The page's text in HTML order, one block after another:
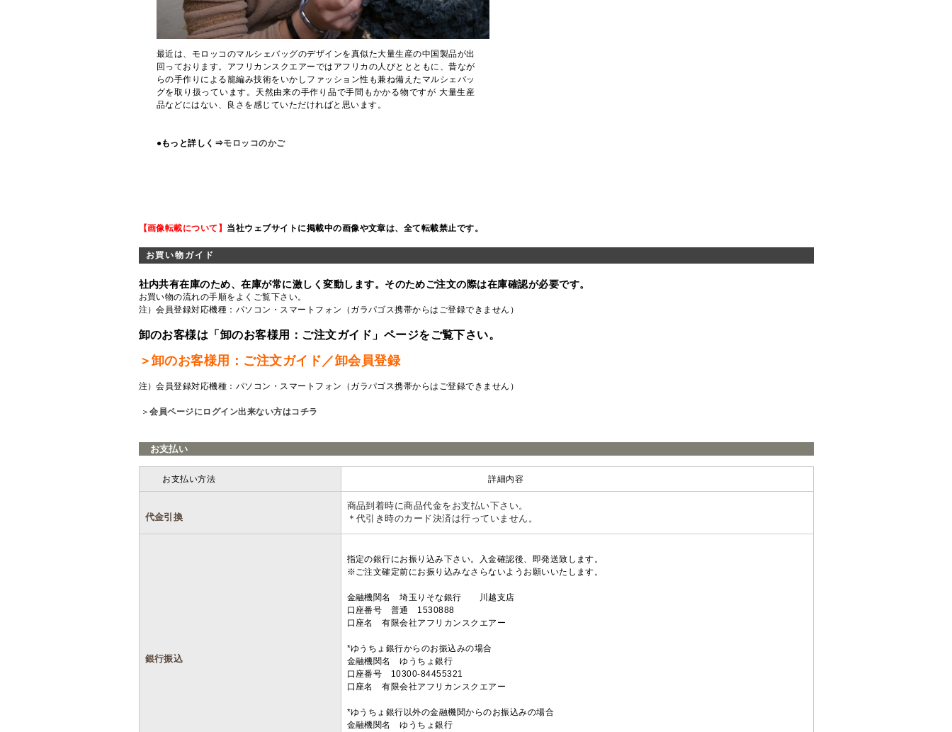
最近は、モロッコのマルシェバッグのデザインを真似た大量生産の中国製品が出
回っております。アフリカンスクエアーではアフリカの人びととともに、昔なが
らの手作りによる籠編み技術をいかしファッション性も兼ね備えたマルシェバッ
グを取り扱っています。天然由来の手作り品で手間もかかる物ですが 大量生産
品などにはない、良さを感じていただければと思います。
●もっと詳しく⇒モロッコのかご
【画像転載について】 当社ウェブサイトに掲載中の画像や文章は、全て転載禁止です。
お買い物ガイド
社内共有在庫のため、在庫が常に激しく変動します。そのためご注文の際は在庫確認が必要です。
お買い物の流れの手順をよくご覧下さい。
注）会員登録対応機種：パソコン・スマートフォン（ガラパゴス携帯からはご登録できません）
卸のお客様は「卸のお客様用：ご注文ガイド」ページをご覧下さい。
＞卸のお客様用：ご注文ガイド／卸会員登録
注）会員登録対応機種：パソコン・スマートフォン（ガラパゴス携帯からはご登録できません）
＞会員ページにログイン出来ない方はコチラ
お支払い
お支払い方法 詳細内容
代金引換
商品到着時に商品代金をお支払い下さい。
＊代引き時のカード決済は行っていません。
銀行振込
指定の銀行にお振り込み下さい。入金確認後、即発送致します。
※ご注文確定前にお振り込みなさらないようお願いいたします。
金融機関名 埼玉りそな銀行 川越支店
口座番号 普通 1530888
口座名 有限会社アフリカンスクエアー
*ゆうちょ銀行からのお振込みの場合
金融機関名 ゆうちょ銀行
口座番号 10300-84455321
口座名 有限会社アフリカンスクエアー
*ゆうちょ銀行以外の金融機関からのお振込みの場合
金融機関名 ゆうちょ銀行